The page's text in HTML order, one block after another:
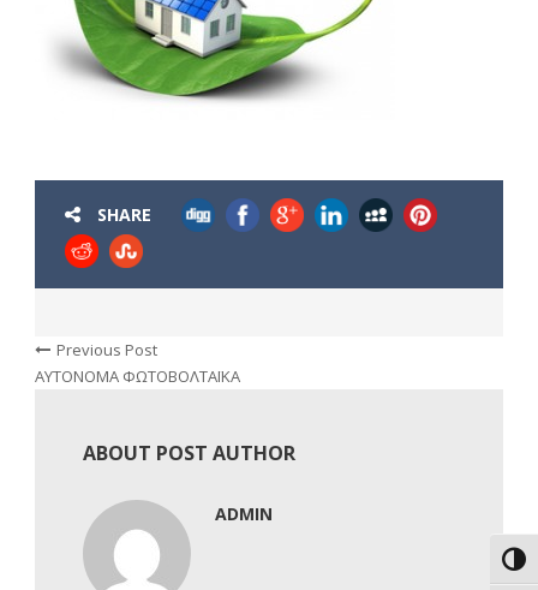
SHARE
Previous Post
ΑΥΤΟΝΟΜΑ ΦΩΤΟΒΟΛΤΑΪΚΑ
ABOUT POST AUTHOR
ADMIN